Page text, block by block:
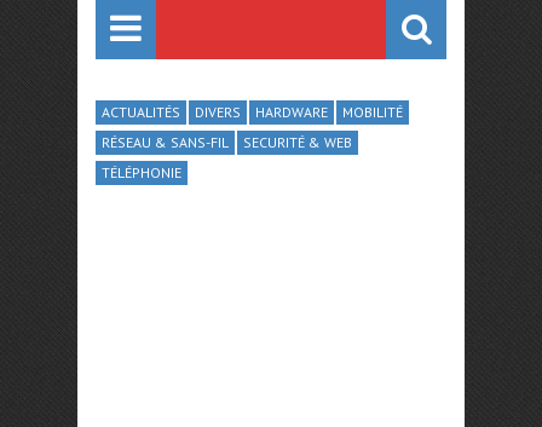
ACTUALITÉS DIVERS HARDWARE
MOBILITÉ
RÉSEAU & SANS-FIL
SECURITÉ & WEB
TÉLÉPHONIE